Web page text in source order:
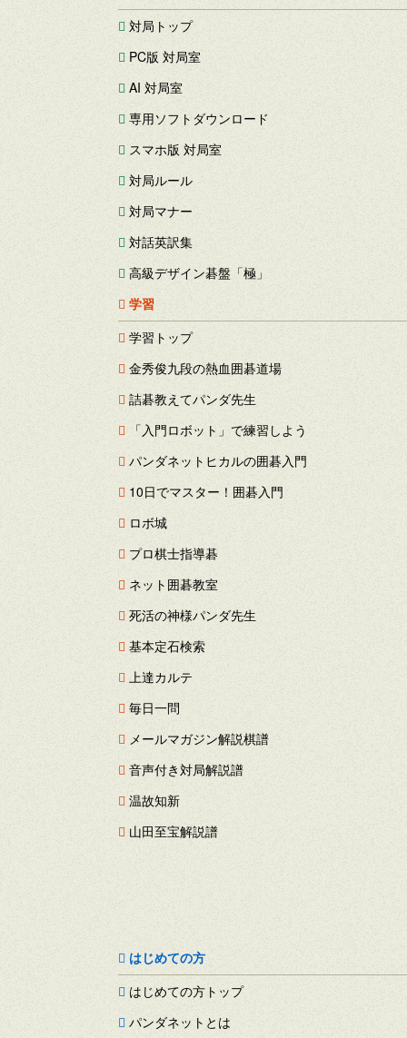
対局トップ
PC版 対局室
AI 対局室
専用ソフトダウンロード
スマホ版 対局室
対局ルール
対局マナー
対話英訳集
高級デザイン碁盤「極」
学習
学習トップ
金秀俊九段の熱血囲碁道場
詰碁教えてパンダ先生
「入門ロボット」で練習しよう
パンダネットヒカルの囲碁入門
10日でマスター！囲碁入門
ロボ城
プロ棋士指導碁
ネット囲碁教室
死活の神様パンダ先生
基本定石検索
上達カルテ
毎日一問
メールマガジン解説棋譜
音声付き対局解説譜
温故知新
山田至宝解説譜
はじめての方
はじめての方トップ
パンダネットとは